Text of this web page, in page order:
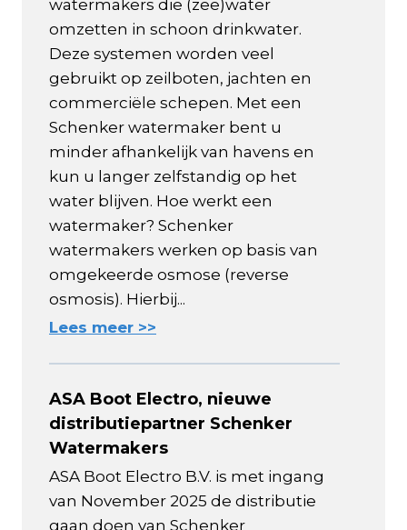
watermakers die (zee)water
omzetten in schoon drinkwater.
Deze systemen worden veel
gebruikt op zeilboten, jachten en
commerciële schepen. Met een
Schenker watermaker bent u
minder afhankelijk van havens en
kun u langer zelfstandig op het
water blijven. Hoe werkt een
watermaker? Schenker
watermakers werken op basis van
omgekeerde osmose (reverse
osmosis). Hierbij...
Lees meer >>
ASA Boot Electro, nieuwe
distributiepartner Schenker
Watermakers
ASA Boot Electro B.V. is met ingang
van November 2025 de distributie
gaan doen van Schenker